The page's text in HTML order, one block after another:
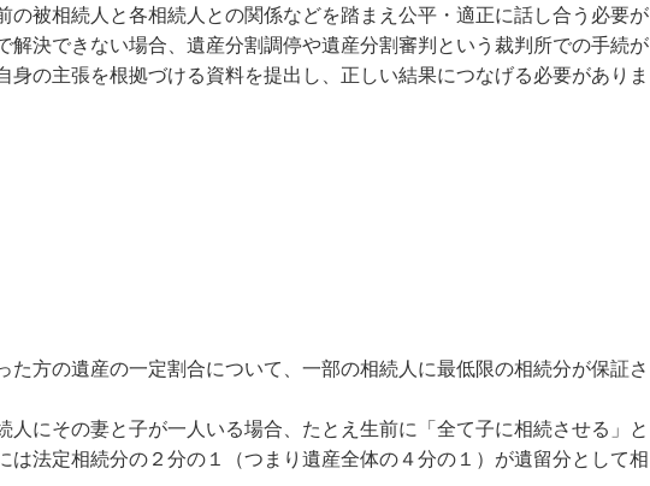
の被相続人と各相続人との関係などを踏まえ公平・適正に話し合う必要が
解決できない場合、遺産分割調停や遺産分割審判という裁判所での手続が
身の主張を根拠づける資料を提出し、正しい結果につなげる必要がありま
た方の遺産の一定割合について、一部の相続人に最低限の相続分が保証さ
人にその妻と子が一人いる場合、たとえ生前に「全て子に相続させる」と
は法定相続分の２分の１（つまり遺産全体の４分の１）が遺留分として相